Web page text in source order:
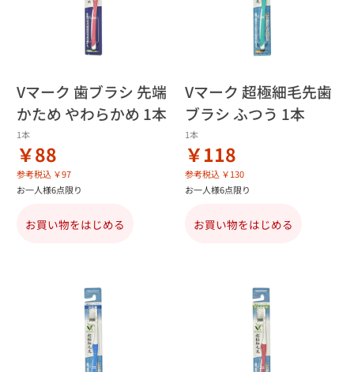
Vマーク 歯ブラシ 先端
かため やわらかめ 1本
1本
￥88
参考税込 ￥97
お一人様6点限り
お買い物をはじめる
Vマーク 超極細毛先歯
ブラシ ふつう 1本
1本
￥118
参考税込 ￥130
お一人様6点限り
お買い物をはじめる